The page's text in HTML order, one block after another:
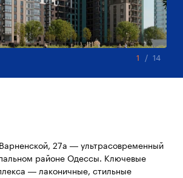
1 / 14
27а — ультрасовременный
районе Одессы. Ключевые
— лаконичные, стильные